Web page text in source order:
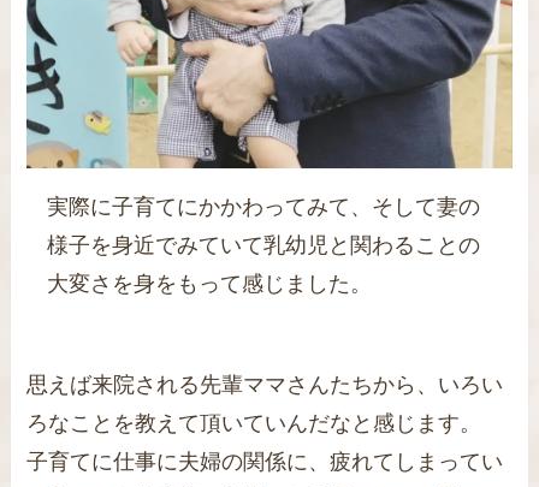
実際に子育てにかかわってみて、そして妻の
様子を身近でみていて乳幼児と関わることの
大変さを身をもって感じました。
思えば来院される先輩ママさんたちから、いろい
ろなことを教えて頂いていんだなと感じます。
子育てに仕事に夫婦の関係に、疲れてしまってい